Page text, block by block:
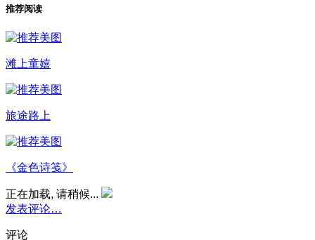
推荐阅读
滩上童嬉
旅途路上
《金色诗笺》
正在加载, 请稍候...
发表评论…
评论